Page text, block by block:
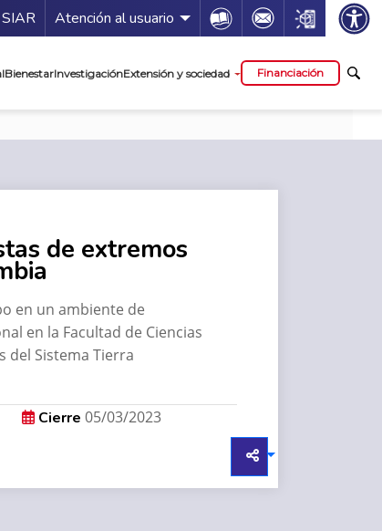
de servicios
SIAR Atención al usuario Icon Icon Icon
BienestarInvestigaciónExtensión y sociedad Financiación
de extremos
en un ambiente de
en la Facultad de Ciencias
del Sistema Tierra
Cierre 05/03/2023